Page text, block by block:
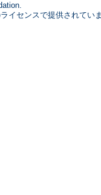
イセンスで提供されてい